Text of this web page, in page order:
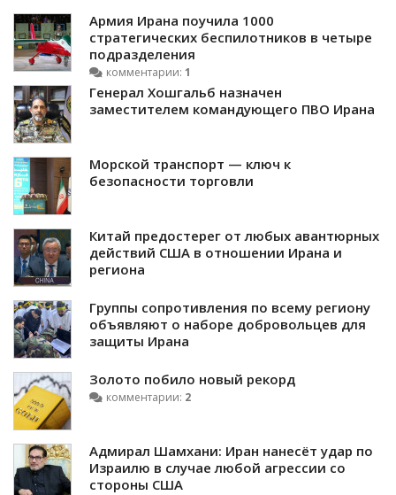
Армия Ирана поучила 1000
стратегических беспилотников в четыре
подразделения
комментарии: 1
Генерал Хошгальб назначен
заместителем командующего ПВО Ирана
Морской транспорт — ключ к
безопасности торговли
Китай предостерег от любых авантюрных
действий США в отношении Ирана и
региона
Группы сопротивления по всему региону
объявляют о наборе добровольцев для
защиты Ирана
Золото побило новый рекорд
комментарии: 2
Адмирал Шамхани: Иран нанесёт удар по
Израилю в случае любой агрессии со
стороны США